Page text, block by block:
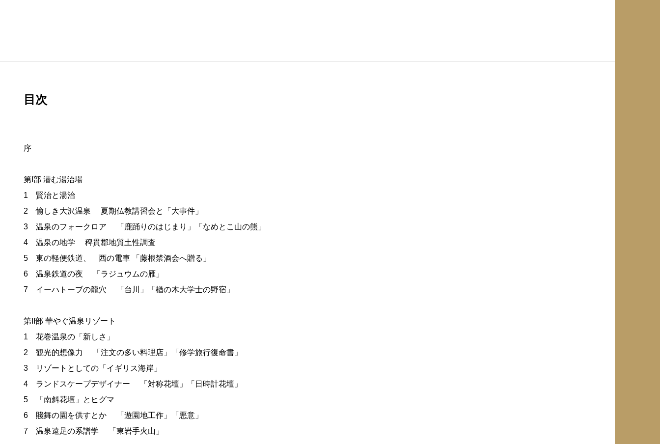
目次
序
第I部 潜む湯治場
1 賢治と湯治
2 愉しき大沢温泉 夏期仏教講習会と「大事件」
3 温泉のフォークロア 「鹿踊りのはじまり」「なめとこ山の熊」
4 温泉の地学 稗貫郡地質土性調査
5 東の軽便鉄道、 西の電車 「藤根禁酒会へ贈る」
6 温泉鉄道の夜 「ラジュウムの雁」
7 イーハトーブの龍穴 「台川」「楢の木大学士の野宿」
第II部 華やぐ温泉リゾート
1 花巻温泉の「新しさ」
2 観光的想像力 「注文の多い料理店」「修学旅行復命書」
3 リゾートとしての「イギリス海岸」
4 ランドスケープデザイナー 「対称花壇」「日時計花壇」
5 「南斜花壇」とヒグマ
6 賤舞の園を供すとか 「遊園地工作」「悪意」
7 温泉遠足の系譜学 「東岩手火山」